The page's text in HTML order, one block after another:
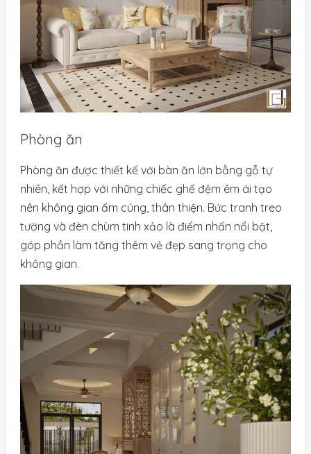
Phòng ăn
Phòng ăn được thiết kế với bàn ăn lớn bằng gỗ tự
nhiên, kết hợp với những chiếc ghế đệm êm ái tạo
nên không gian ấm cúng, thân thiện. Bức tranh treo
tường và đèn chùm tinh xảo là điểm nhấn nổi bật,
góp phần làm tăng thêm vẻ đẹp sang trọng cho
không gian.